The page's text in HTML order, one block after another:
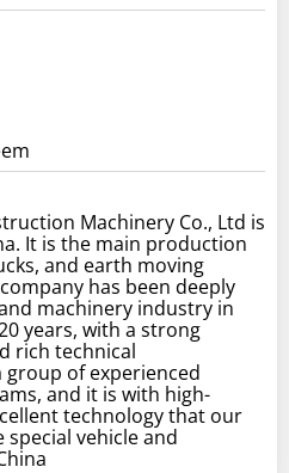
Machinery Co., Ltd is
It is the main production
and earth moving
has been deeply
machinery industry in
years, with a strong
rich technical
group of experienced
and it is with high-
technology that our
vehicle and